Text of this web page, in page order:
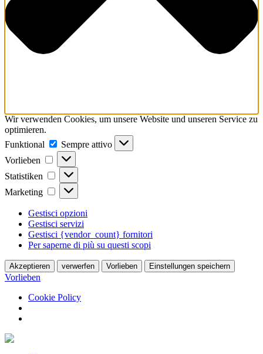
Wir verwenden Cookies, um unsere Website und unseren Service zu
optimieren.
Funktional
Funktional
Sempre attivo
Vorlieben
Vorlieben
Statistiken Statistiken
Marketing Marketing
Gestisci opzioni
Gestisci servizi
Gestisci {vendor_count} fornitori
Per saperne di più su questi scopi
Akzeptieren verwerfen Vorlieben Einstellungen speichern
Vorlieben
Cookie Policy